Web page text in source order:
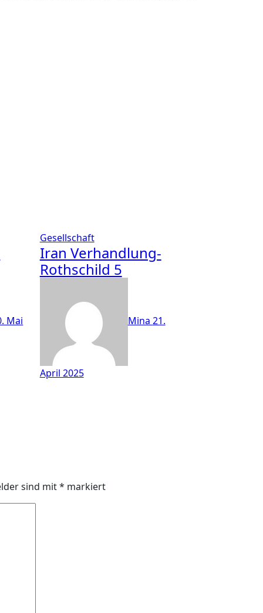
Mai
Gesellschaft
Iran Verhandlung-
Rothschild 5
Mina 21.
April 2025
sind mit* markiert